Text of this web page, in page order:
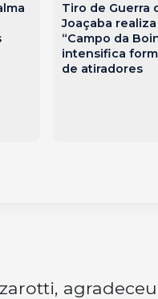
Tiro de Guerra
Joaçaba realiza
“Campo da
intensifica
de atiradores